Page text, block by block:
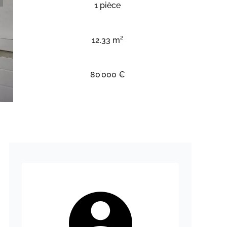
1 pièce
12.33 m²
80 000 €